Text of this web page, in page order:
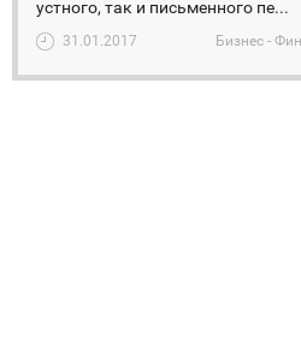
устного, так и письменного пе...
31.01.2017 Бизнес -